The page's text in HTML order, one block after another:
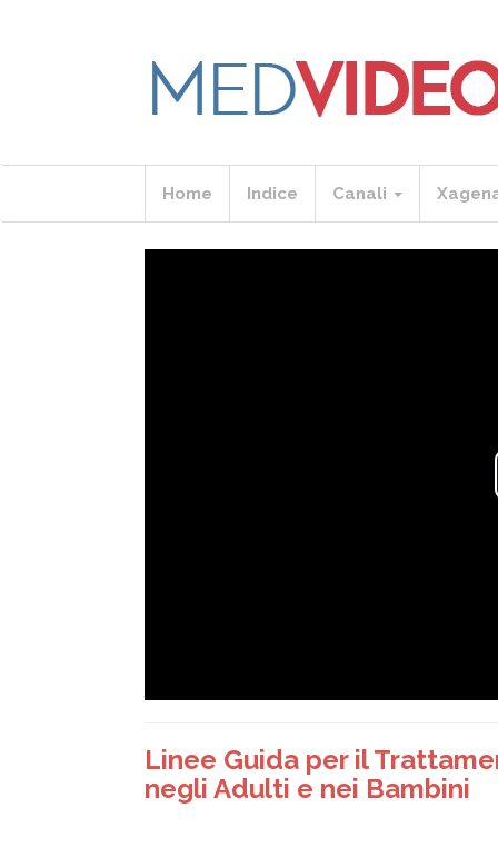
Home Indice Canali
Linee Guida per il
negli Adulti e nei Bambini